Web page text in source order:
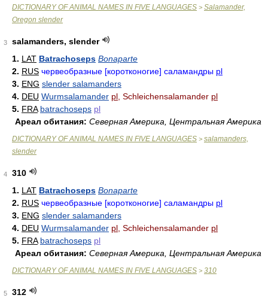
DICTIONARY OF ANIMAL NAMES IN FIVE LANGUAGES > Salamander,
Oregon slender
3
salamanders, slender
1. LAT Batrachoseps Bonaparte
2. RUS червеобразные [коротконогие] саламандры pl
3. ENG slender salamanders
4. DEU Wurmsalamander pl , Schleichensalamander pl
5. FRA batrachoseps pl
Ареал обитания: Северная Америка, Центральная Америка
DICTIONARY OF ANIMAL NAMES IN FIVE LANGUAGES > salamanders,
slender
4
310
1. LAT Batrachoseps Bonaparte
2. RUS червеобразные [коротконогие] саламандры pl
3. ENG slender salamanders
4. DEU Wurmsalamander pl , Schleichensalamander pl
5. FRA batrachoseps pl
Ареал обитания: Северная Америка, Центральная Америка
DICTIONARY OF ANIMAL NAMES IN FIVE LANGUAGES > 310
5
312